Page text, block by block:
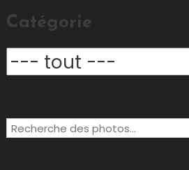
Catégorie